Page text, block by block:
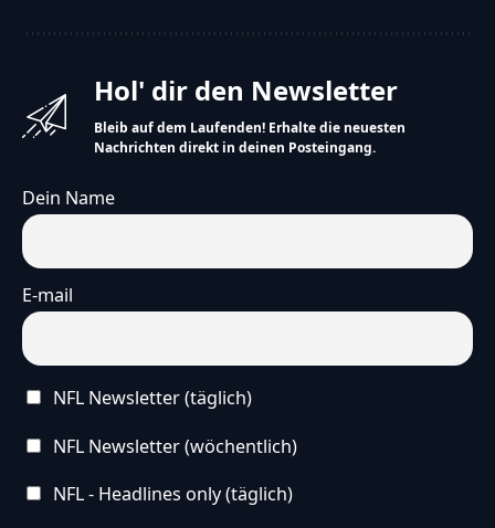
Hol' dir den Newsletter
Bleib auf dem Laufenden! Erhalte die neuesten
Nachrichten direkt in deinen Posteingang.
Dein Name
E-mail
NFL Newsletter (täglich)
NFL Newsletter (wöchentlich)
NFL - Headlines only (täglich)